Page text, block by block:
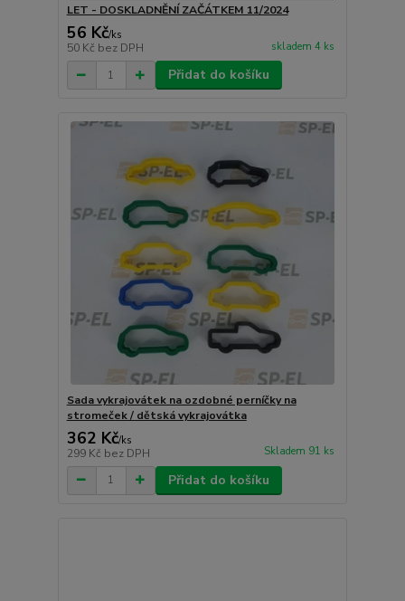
LET - DOSKLADNĚNÍ ZAČÁTKEM 11/2024
56 Kč/ks
50 Kč bez DPH skladem 4 ks
Přidat do košíku
Sada vykrajovátek na ozdobné perníčky na
stromeček / dětská vykrajovátka
362 Kč/ks
299 Kč bez DPH Skladem 91 ks
Přidat do košíku